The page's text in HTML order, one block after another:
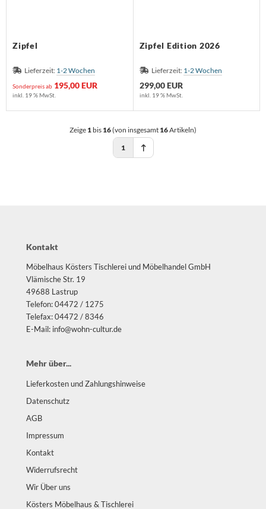
Zipfel
Lieferzeit: 1-2 Wochen
Sonderpreis ab 195,00 EUR
inkl. 19 % MwSt.
Zipfel Edition 2026
Lieferzeit: 1-2 Wochen
299,00 EUR
inkl. 19 % MwSt.
Zeige 1 bis 16(von insgesamt 16Artikeln)
1
Kontakt
Möbelhaus Kösters Tischlerei und Möbelhandel GmbH
Vlämische Str. 19
49688 Lastrup
Telefon: 04472 / 1275
Telefax: 04472 / 8346
E-Mail: info@wohn-cultur.de
Mehr über...
Lieferkosten und Zahlungshinweise
Datenschutz
AGB
Impressum
Kontakt
Widerrufsrecht
Wir Über uns
Kösters Möbelhaus & Tischlerei